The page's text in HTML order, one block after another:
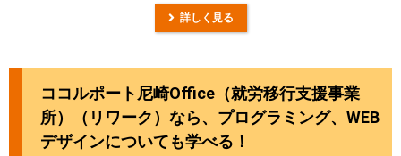
詳しく見る
ココルポート尼崎Office（就労移行支援事業
所）（リワーク）なら、プログラミング、WEB
デザインについても学べる！